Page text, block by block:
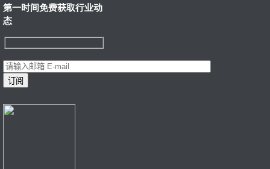
第一时间免费获取行业动
态